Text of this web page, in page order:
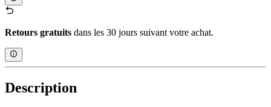
Retours gratuits dans les 30 jours suivant votre achat.
Description